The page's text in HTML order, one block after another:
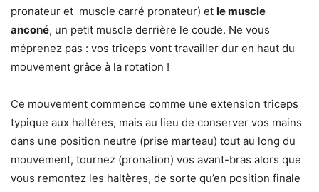
pronateur et muscle carré pronateur) et le muscle
anconé, un petit muscle derrière le coude. Ne vous
méprenez pas : vos triceps vont travailler dur en haut du
mouvement grâce à la rotation !
Ce mouvement commence comme une extension triceps
typique aux haltères, mais au lieu de conserver vos mains
dans une position neutre (prise marteau) tout au long du
mouvement, tournez (pronation) vos avant-bras alors que
vous remontez les haltères, de sorte qu’en position finale